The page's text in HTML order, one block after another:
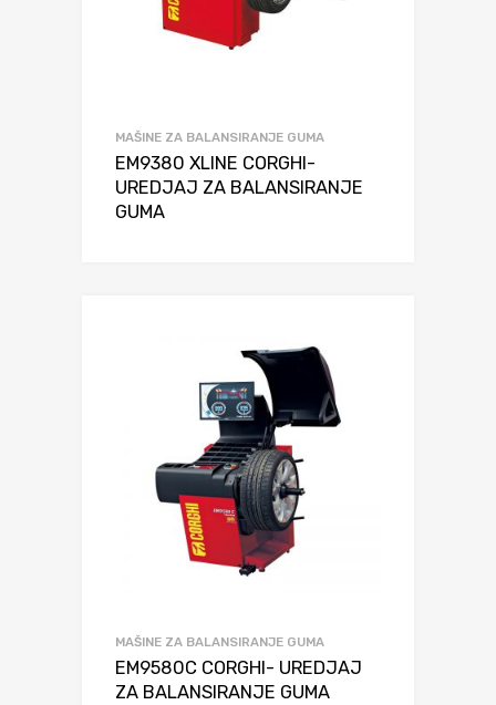
MAŠINE ZA BALANSIRANJE GUMA
EM9380 XLINE CORGHI-
UREDJAJ ZA BALANSIRANJE
GUMA
MAŠINE ZA BALANSIRANJE GUMA
EM9580C CORGHI- UREDJAJ
ZA BALANSIRANJE GUMA